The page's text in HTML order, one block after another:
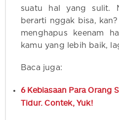
suatu hal yang sulit.
berarti nggak bisa,
menghapus keenam
kamu yang lebih baik,
Baca juga:
6 Kebiasaan Para Orang
Tidur. Contek, Yuk!